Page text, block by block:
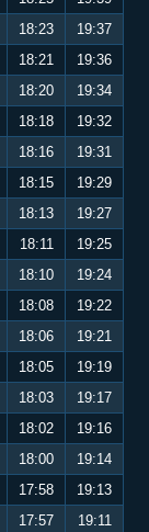
18:23
19:37
18:21
19:36
18:20
19:34
18:18
19:32
18:16
19:31
18:15
19:29
18:13
19:27
18:11
19:25
18:10
19:24
18:08
19:22
18:06
19:21
18:05
19:19
18:03
19:17
18:02
19:16
18:00
19:14
17:58
19:13
17:57
19:11